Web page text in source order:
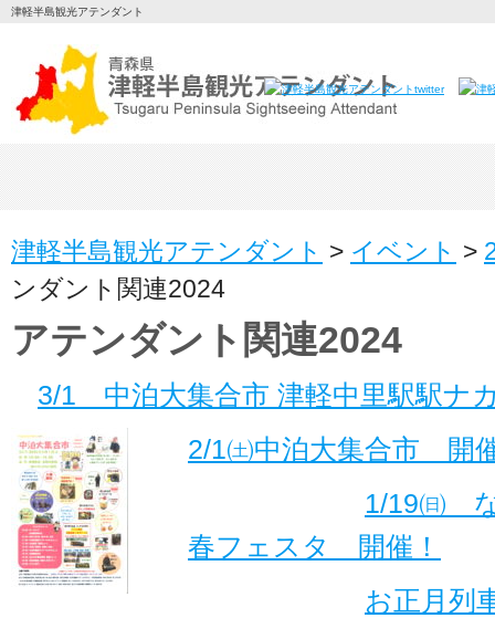
津軽半島観光アテンダント
津軽半島観光アテンダント > イベント >
ンダント関連2024
アテンダント関連2024
3/1 中泊大集合市 津軽中里駅駅ナ
2/1㈯中泊大集合市 開
1/19㈰
春フェスタ 開催！
お正月列